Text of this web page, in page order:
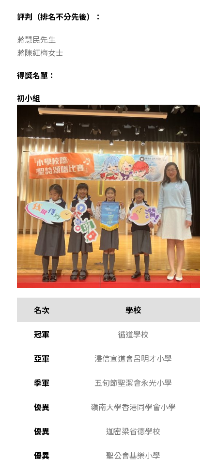
評判（排名不分先後）：
蔣慧民先生
蔣陳紅梅女士
得獎名單：
初小組
名次 學校
冠軍 循道學校
亞軍 浸信宣道會呂明才小學
季軍 五旬節聖潔會永光小學
優異 嶺南大學香港同學會小學
優異 迦密梁省德學校
優異 聖公會基樂小學